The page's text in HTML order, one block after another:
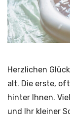
Herzlichen
alt. Die erste,
hinter Ihnen.
und Ihr kleiner